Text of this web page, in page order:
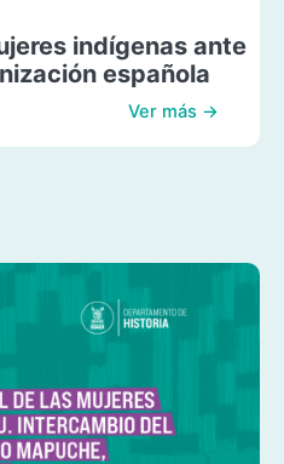
indígenas ante
española
Ver más →